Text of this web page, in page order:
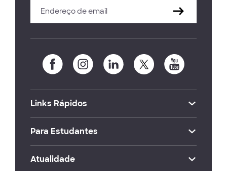
Links Rápidos
Para Estudantes
Atualidade